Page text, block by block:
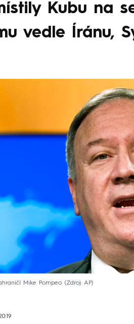
Kubu na
vedle Íránu,
Mike Pompeo Zdroj: AP